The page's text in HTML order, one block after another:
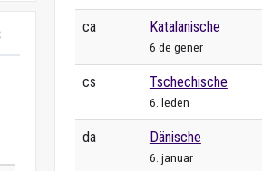
ca Katalanische
6 de gener
cs Tschechische
6. leden
da Dänische
6. januar